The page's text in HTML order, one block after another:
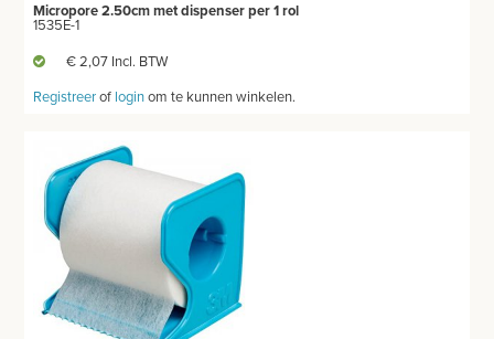
TWEEDEHANDS - LIQUIDATIE
PRODUCT NIET GEVONDEN?
Micropore 2.50cm met dispenser per 1 rol
1535E-1
€ 2,07 Incl. BTW
Registreerof loginom te kunnen winkelen.